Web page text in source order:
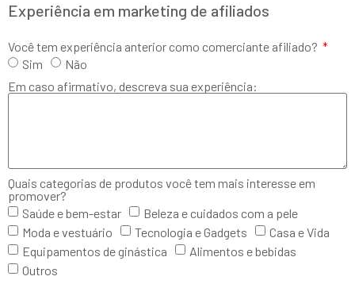
Experiência em marketing de afiliados
Você tem experiência anterior como comerciante afiliado?
Sim
Não
Em caso afirmativo, descreva sua experiência:
Quais categorias de produtos você tem mais interesse em
promover?
Saúde e bem-estar
Beleza e cuidados com a pele
Moda e vestuário
Tecnologia e Gadgets
Casa e Vida
Equipamentos de ginástica
Alimentos e bebidas
Outros